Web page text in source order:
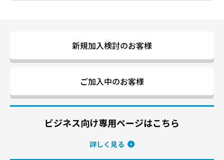
新規加入検討のお客様
ご加入中のお客様
ビジネス向け専用ページはこちら
詳しく見る